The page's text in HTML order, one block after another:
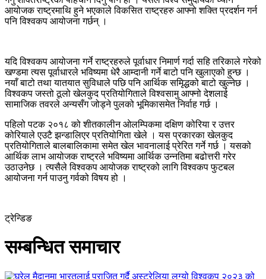
आयोजक राष्ट्रमाथि हुने भएकाले विकसित राष्ट्रहरु आफ्नो शक्ति प्रदर्शन गर्न
पनि विश्वकप आयोजना गर्छन् ।
यदि विश्वकप आयोजना गर्ने राष्ट्रहरुले पूर्वाधार निमार्ण गर्दा सहि तरिकाले गरेको
खण्डमा त्यस पूर्वाधारले भविष्यमा धेरै आम्दानी गर्ने बाटो पनि खुलाएको हुन्छ ।
नयाँ बाटो तथा यातयात सुविधाले पछि पनि आर्थिक समृिद्धको बाटो खुल्नेछ ।
विश्वकप जस्तो ठूलो खेलकुद प्रतियोगिताले विश्वसामु आफ्नो देशलाई
सामाजिक तवरले अन्यसँग जोड्ने पुलको भूमिकासमेत निर्वाह गर्छ ।
पहिलो पटक २०१८ को शीतकालीन ओलम्पिकमा दक्षिण कोरिया र उत्तर
कोरियाले एउटै झन्डालिएर प्रतियोगिता खेले । यस प्रकारका खेलकुद
प्रतियोगिताले बालबालिकामा समेत खेल भावनालाई प्रेरित गर्ने गर्छ । यसको
आर्थिक लाभ आयोजक राष्ट्रले भविष्यमा आर्थिक उन्नतिमा बढोत्तरी गरेर
उठाउनेछ । त्यसैले विश्वकप आयोजक राष्ट्रको लागि विश्वकप फुटबल
आयोजना गर्न पाउनु गर्वको विषय हो ।
ट्रेन्डिङ
सम्बन्धित समाचार